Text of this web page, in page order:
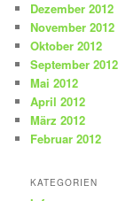
Dezember 2012
November 2012
Oktober 2012
September 2012
Mai 2012
April 2012
März 2012
Februar 2012
KATEGORIEN